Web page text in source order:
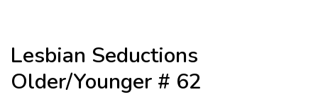
Lesbian Seductions
Older/Younger # 62